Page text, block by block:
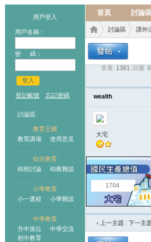
用戶登入
用戶名稱：
密 碼：
登入
登記帳號 忘記密碼
討論區
教育王國
教育講場
使用意見
幼兒教育
幼校討論
幼教雜談
小學教育
小一選校
小學雜談
中學教育
升中派位
中學交流
初中教育
首頁 討論
王國
討論區
›
課外
查看: 1381 回覆: 0
wealth
大宅
1704
‹ 上一主題 下一主